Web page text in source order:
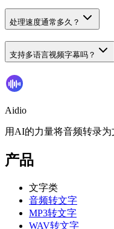
处理速度通常多久？
支持多语言视频字幕吗？
Aidio
用AI的力量将音频转录为
产品
文字类
音频转文字
MP3转文字
WAV转文字